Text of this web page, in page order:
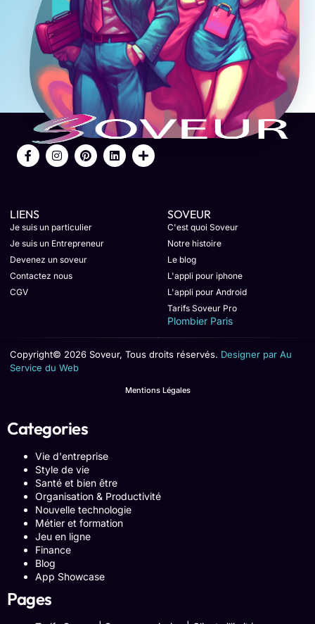
LIENS
Je suis un particulier
Je suis un Entrepreneur
Devenez un soveur
Contactez nous
CGV
SOVEUR
C'est quoi Soveur
Notre histoire
Le blog
L'appli pour iphone
L'appli pour Android
Tarifs Soveur Pro
Plombier Paris
Copyright© 2026 Soveur, Tous droits réservés. Designer par Au
Service du Web
Mentions Légales
Categories
Vie d'entreprise
Style de vie
Santé et bien être
Organisation & Productivité
Nouvelle technologie
Métier et formation
Jeu en ligne
Finance
Blog
App Showcase
Pages